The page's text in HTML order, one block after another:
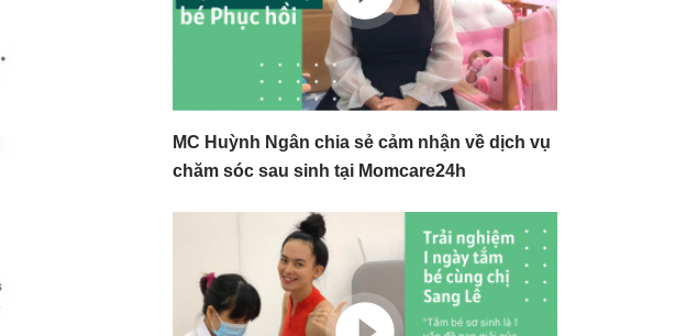
MC Huỳnh Ngân chia sẻ cảm nhận về dịch vụ
chăm sóc sau sinh tại Momcare24h